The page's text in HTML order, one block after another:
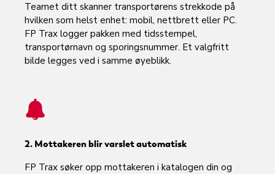
Teamet ditt skanner transportørens strekkode på
hvilken som helst enhet: mobil, nettbrett eller PC.
FP Trax logger pakken med tidsstempel,
transportørnavn og sporingsnummer. Et valgfritt
bilde legges ved i samme øyeblikk.
2. Mottakeren blir varslet automatisk
FP Trax søker opp mottakeren i katalogen din og